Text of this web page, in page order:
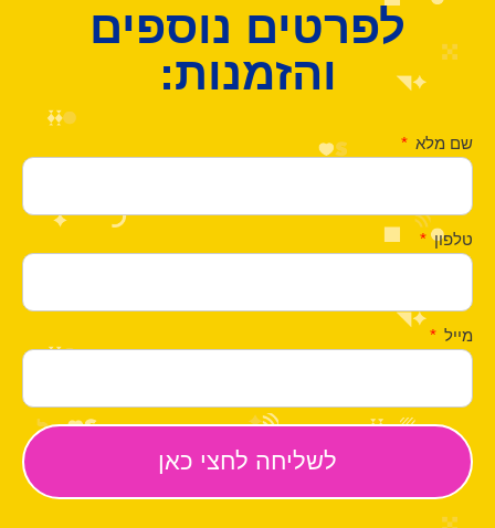
לפרטים נוספים
והזמנות:
שם מלא
טלפון
מייל